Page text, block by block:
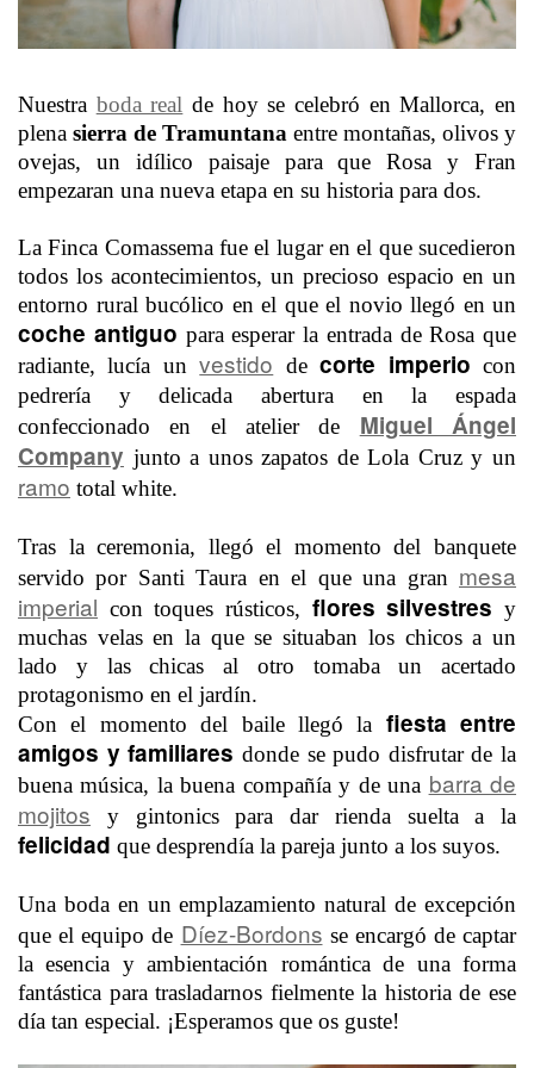
Nuestra boda real de hoy se celebró en Mallorca, en
plena sierra de Tramuntana entre montañas, olivos y
ovejas, un idílico paisaje para que Rosa y Fran
empezaran una nueva etapa en su historia para dos.
La Finca Comassema fue el lugar en el que sucedieron
todos los acontecimientos, un precioso espacio en un
entorno rural bucólico en el que el novio llegó en un
coche antiguo para esperar la entrada de Rosa que
radiante, lucía unvestido decorte imperio con
pedrería y delicada
abertura en la espada
confeccionado en el atelier de Miguel Ángel
Company junto a unos zapatos de Lola Cruz y un
ramo total white.
Tras la ceremonia, llegó el momento del banquete
servido por Santi Taura en el que una gran mesa
imperial con toques rústicos, flores silvestres y
muchas velas en la que se situaban los chicos a un
lado y las chicas al otro tomaba un acertado
protagonismo en el jardín.
Con el momento del baile llegó la fiesta entre
amigos y familiares donde se pudo disfrutar de la
buena música, la buena compañía y de una barra de
mojitos y gintonics para dar rienda suelta a la
felicidad que desprendía la pareja junto a los suyos.
Una boda en un emplazamiento natural de excepción
que el equipo de Díez-Bordons se encargó de captar
la esencia y ambientación romántica de una forma
fantástica para trasladarnos fielmente la historia de ese
día tan especial. ¡Esperamos que os guste!